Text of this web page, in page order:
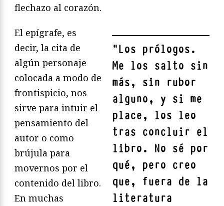
flechazo al corazón.
"Los prólogos.
Me los salto sin
más, sin rubor
alguno, y si me
place, los leo
tras concluir el
libro. No sé por
qué, pero creo
que, fuera de la
literatura
El epígrafe, es
decir, la cita de
algún personaje
colocada a modo de
frontispicio, nos
sirve para intuir el
pensamiento del
autor o como
brújula para
movernos por el
contenido del libro.
En muchas